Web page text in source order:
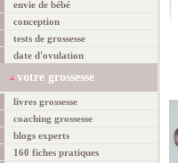
envie de bébé
conception
tests de grossesse
date d'ovulation
votre grossesse
livres grossesse
coaching grossesse
blogs experts
160 fiches pratiques